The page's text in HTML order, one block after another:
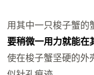
用其中一只梭子蟹的
要稍微一用力就能在
使在梭子蟹坚硬的外